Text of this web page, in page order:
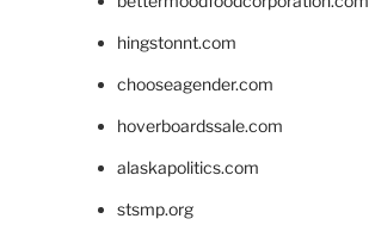
hingstonnt.com
chooseagender.com
hoverboardssale.com
alaskapolitics.com
stsmp.org